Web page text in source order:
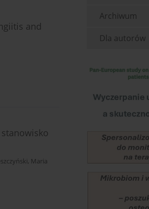
and
, Maria
Archiwum
Dla autorów